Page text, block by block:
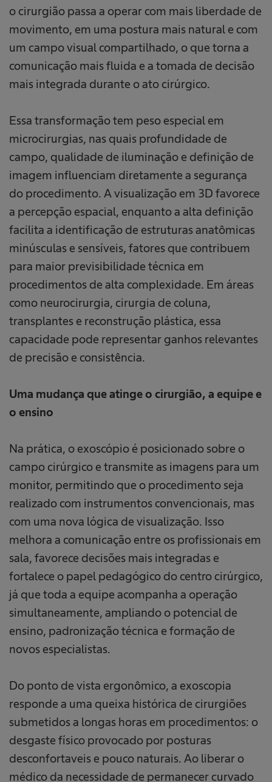
o cirurgião passa a operar com mais liberdade de
movimento, em uma postura mais natural e com
um campo visual compartilhado, o que torna a
comunicação mais fluida e a tomada de decisão
mais integrada durante o ato cirúrgico.
Essa transformação tem peso especial em
microcirurgias, nas quais profundidade de
campo, qualidade de iluminação e definição de
imagem influenciam diretamente a segurança
do procedimento. A visualização em 3D favorece
a percepção espacial, enquanto a alta definição
facilita a identificação de estruturas anatômicas
minúsculas e sensíveis, fatores que contribuem
para maior previsibilidade técnica em
procedimentos de alta complexidade. Em áreas
como neurocirurgia, cirurgia de coluna,
transplantes e reconstrução plástica, essa
capacidade pode representar ganhos relevantes
de precisão e consistência.
Uma mudança que atinge o cirurgião, a equipe e
o ensino
Na prática, o exoscópio é posicionado sobre o
campo cirúrgico e transmite as imagens para um
monitor, permitindo que o procedimento seja
realizado com instrumentos convencionais, mas
com uma nova lógica de visualização. Isso
melhora a comunicação entre os profissionais em
sala, favorece decisões mais integradas e
fortalece o papel pedagógico do centro cirúrgico,
já que toda a equipe acompanha a operação
simultaneamente, ampliando o potencial de
ensino, padronização técnica e formação de
novos especialistas.
Do ponto de vista ergonômico, a exoscopia
responde a uma queixa histórica de cirurgiões
submetidos a longas horas em procedimentos: o
desgaste físico provocado por posturas
desconfortaveis e pouco naturais. Ao liberar o
médico da necessidade de permanecer curvado